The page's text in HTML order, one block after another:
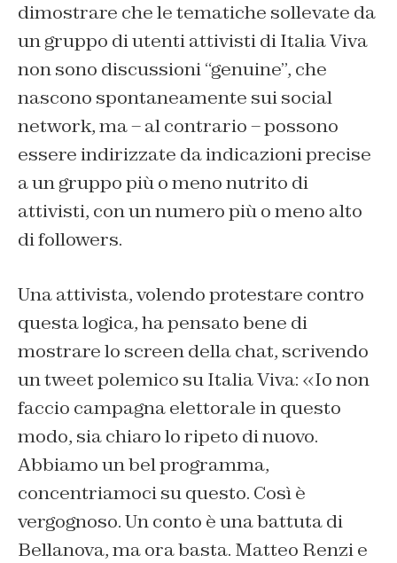
dimostrare che le tematiche sollevate da
un gruppo di utenti attivisti di Italia Viva
non sono discussioni “genuine”, che
nascono spontaneamente sui social
network, ma – al contrario – possono
essere indirizzate da indicazioni precise
a un gruppo più o meno nutrito di
attivisti, con un numero più o meno alto
di followers.
Una attivista, volendo protestare contro
questa logica, ha pensato bene di
mostrare lo screen della chat, scrivendo
un tweet polemico su Italia Viva: «Io non
faccio campagna elettorale in questo
modo, sia chiaro lo ripeto di nuovo.
Abbiamo un bel programma,
concentriamoci su questo. Così è
vergognoso. Un conto è una battuta di
Bellanova, ma ora basta. Matteo Renzi e